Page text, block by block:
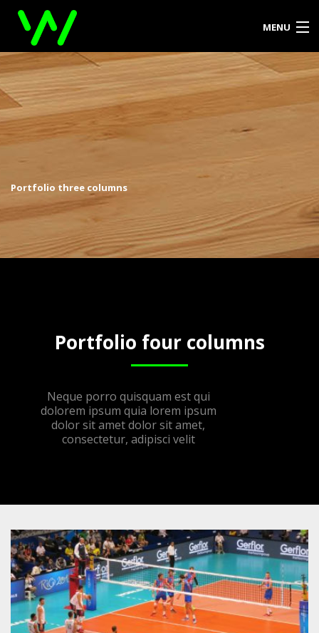
MENU
DOMOV
O PODJETJU
PRODUKTI
KONTAKT
ZA ARHITEKTE
Portfolio three columns
Portfolio four columns
Neque porro quisquam est qui
dolorem ipsum quia lorem ipsum
dolor sit amet dolor sit amet,
consectetur, adipisci velit